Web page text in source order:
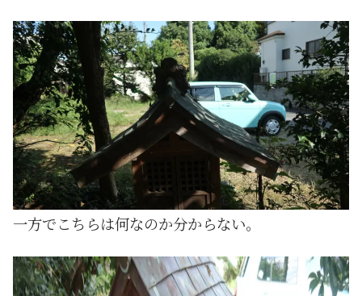
一方でこちらは何なのか分からない。